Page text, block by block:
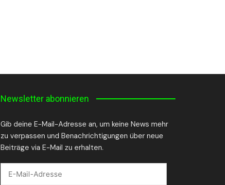
Newsletter abonnieren
Gib deine E-Mail-Adresse an, um keine News mehr
zu verpassen und Benachrichtigungen über neue
Beiträge via E-Mail zu erhalten.
Mail-